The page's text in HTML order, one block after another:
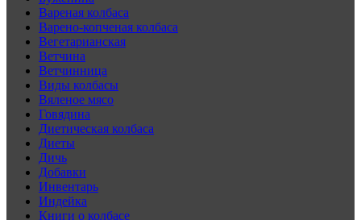
Вареная колбаса
Варено-копченая колбаса
Вегетарианская
Ветчина
Ветчинница
Виды колбасы
Вяленое мясо
Говядина
Диетическая колбаса
Диеты
Дичь
Добавки
Инвентарь
Индейка
Книги о колбасе